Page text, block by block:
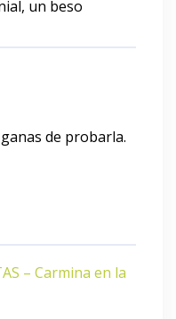
un beso
de probarla.
– Carmina en la